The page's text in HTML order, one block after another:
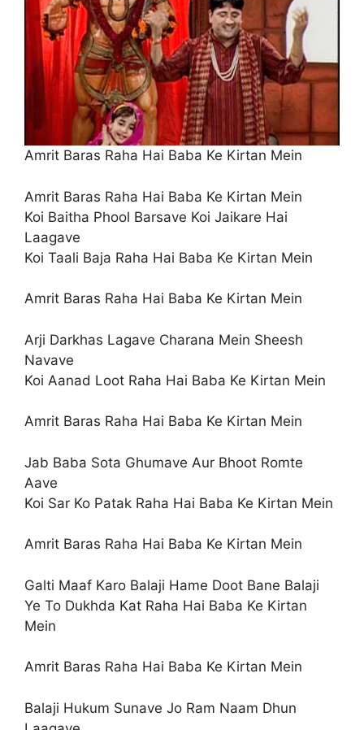
Amrit Baras Raha Hai Baba Ke Kirtan Mein
Amrit Baras Raha Hai Baba Ke Kirtan Mein
Koi Baitha Phool Barsave Koi Jaikare Hai
Laagave
Koi Taali Baja Raha Hai Baba Ke Kirtan Mein
Amrit Baras Raha Hai Baba Ke Kirtan Mein
Arji Darkhas Lagave Charana Mein Sheesh
Navave
Koi Aanad Loot Raha Hai Baba Ke Kirtan Mein
Amrit Baras Raha Hai Baba Ke Kirtan Mein
Jab Baba Sota Ghumave Aur Bhoot Romte
Aave
Koi Sar Ko Patak Raha Hai Baba Ke Kirtan Mein
Amrit Baras Raha Hai Baba Ke Kirtan Mein
Galti Maaf Karo Balaji Hame Doot Bane Balaji
Ye To Dukhda Kat Raha Hai Baba Ke Kirtan
Mein
Amrit Baras Raha Hai Baba Ke Kirtan Mein
Balaji Hukum Sunave Jo Ram Naam Dhun